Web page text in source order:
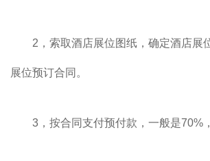
2，索取酒店展位图纸，确定酒店展
展位预订合同。
3，按合同支付预付款，一般是70%